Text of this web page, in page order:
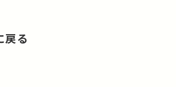
戻る